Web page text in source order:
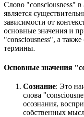
Слово "consciousness"
является
зависимости от
основные значения и
"consciousness", а
термины.
Основные значения
Сознание: Это
слова
осознания,
собственных